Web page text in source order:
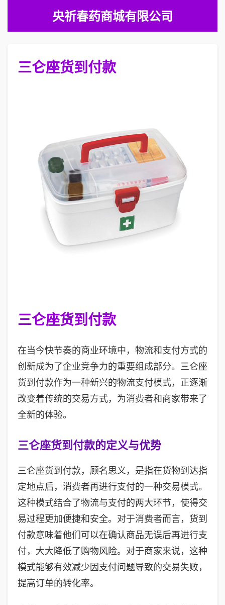
央祈春药商城有限公司
三仑座货到付款
三仑座货到付款
在当今快节奏的商业环境中，物流和支付方式的
创新成为了企业竞争力的重要组成部分。三仑座
货到付款作为一种新兴的物流支付模式，正逐渐
改变着传统的交易方式，为消费者和商家带来了
全新的体验。
三仑座货到付款的定义与优势
三仑座货到付款，顾名思义，是指在货物到达指
定地点后，消费者再进行支付的一种交易模式。
这种模式结合了物流与支付的两大环节，使得交
易过程更加便捷和安全。对于消费者而言，货到
付款意味着他们可以在确认商品无误后再进行支
付，大大降低了购物风险。对于商家来说，这种
模式能够有效减少因支付问题导致的交易失败，
提高订单的转化率。